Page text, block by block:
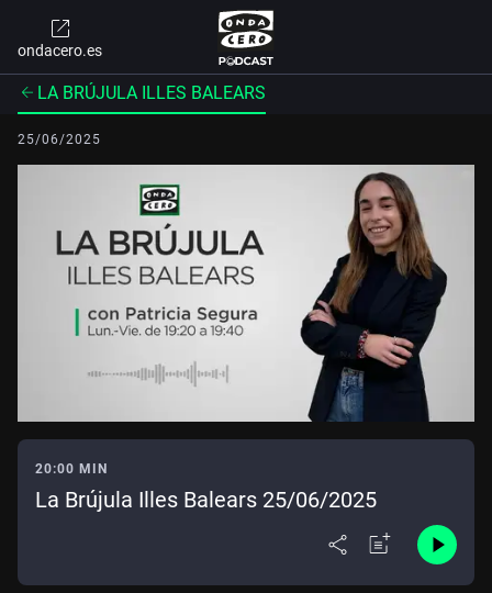
ondacero.es
LA BRÚJULA ILLES BALEARS
25/06/2025
20:00 MIN
La Brújula Illes Balears 25/06/2025